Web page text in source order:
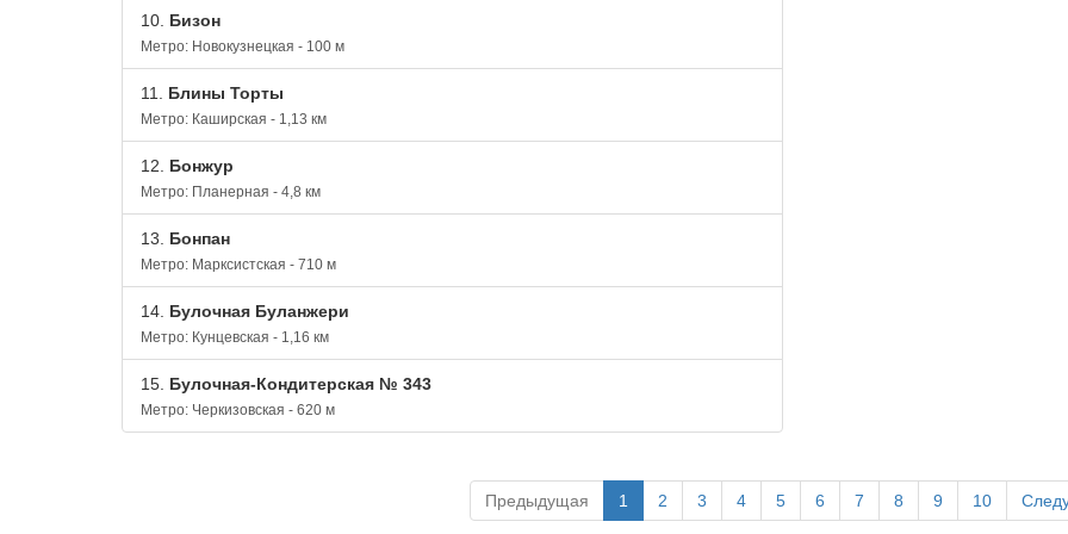
10. Бизон
Метро: Новокузнецкая - 100 м
11. Блины Торты
Метро: Каширская - 1,13 км
12. Бонжур
Метро: Планерная - 4,8 км
13. Бонпан
Метро: Марксистская - 710 м
14. Булочная Буланжери
Метро: Кунцевская - 1,16 км
15. Булочная-Кондитерская № 343
Метро: Черкизовская - 620 м
Предыдущая 1 2 3 4 5 6 7 8 9 10